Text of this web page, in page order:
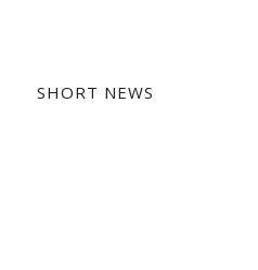
SHORT NEWS